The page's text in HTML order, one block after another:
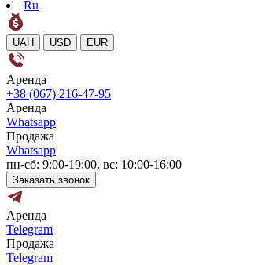
Ru
UAH USD EUR
Аренда
+38 (067) 216-47-95
Аренда
Whatsapp
Продажа
Whatsapp
пн-сб: 9:00-19:00, вс: 10:00-16:00
Заказать звонок
Аренда
Telegram
Продажа
Telegram